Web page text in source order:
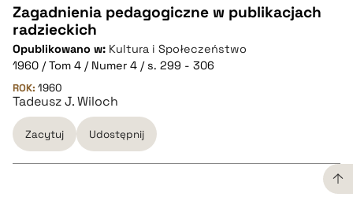
pobierz cytat
CZYSTY TEKST
pobierz cytat
BIBTEX
Zagadnienia pedagogiczne w publikacjach
radzieckich
Opublikowano w: Kultura i Społeczeństwo
1960 / Tom 4 / Numer 4 / s. 299 - 306
ROK: 1960
Tadeusz J. Wiloch
Zacytuj Udostępnij